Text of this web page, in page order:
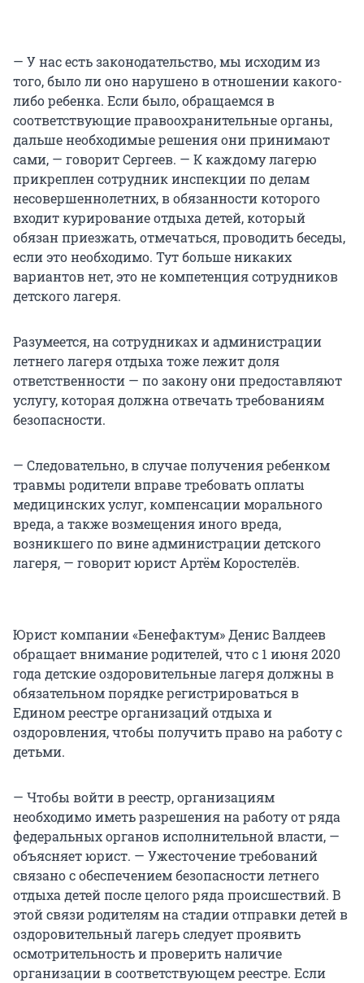
— У нас есть законодательство, мы исходим из
того, было ли оно нарушено в отношении какого-
либо ребенка. Если было, обращаемся в
соответствующие правоохранительные органы,
дальше необходимые решения они принимают
сами, — говорит Сергеев. — К каждому лагерю
прикреплен сотрудник инспекции по делам
несовершеннолетних, в обязанности которого
входит курирование отдыха детей, который
обязан приезжать, отмечаться, проводить беседы,
если это необходимо. Тут больше никаких
вариантов нет, это не компетенция сотрудников
детского лагеря.
Разумеется, на сотрудниках и администрации
летнего лагеря отдыха тоже лежит доля
ответственности — по закону они предоставляют
услугу, которая должна отвечать требованиям
безопасности.
— Следовательно, в случае получения ребенком
травмы родители вправе требовать оплаты
медицинских услуг, компенсации морального
вреда, а также возмещения иного вреда,
возникшего по вине администрации детского
лагеря, — говорит юрист Артём Коростелёв.
Юрист компании «Бенефактум» Денис Валдеев
обращает внимание родителей, что с 1 июня 2020
года детские оздоровительные лагеря должны в
обязательном порядке регистрироваться в
Едином реестре организаций отдыха и
оздоровления, чтобы получить право на работу с
детьми.
— Чтобы войти в реестр, организациям
необходимо иметь разрешения на работу от ряда
федеральных органов исполнительной власти, —
объясняет юрист. — Ужесточение требований
связано с обеспечением безопасности летнего
отдыха детей после целого ряда происшествий. В
этой связи родителям на стадии отправки детей в
оздоровительный лагерь следует проявить
осмотрительность и проверить наличие
организации в соответствующем реестре. Если